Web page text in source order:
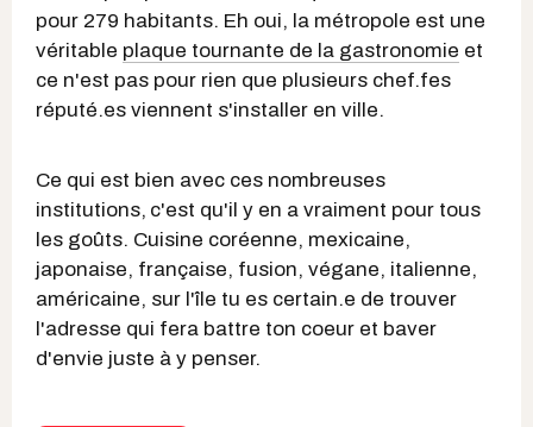
pour 279 habitants. Eh oui, la métropole est une
véritable plaque tournante de la gastronomie et
ce n'est pas pour rien que plusieurs chef.fes
réputé.es viennent s'installer en ville.
Ce qui est bien avec ces nombreuses
institutions, c'est qu'il y en a vraiment pour tous
les goûts. Cuisine coréenne, mexicaine,
japonaise, française, fusion, végane, italienne,
américaine, sur l'île tu es certain.e de trouver
l'adresse qui fera battre ton coeur et baver
d'envie juste à y penser.